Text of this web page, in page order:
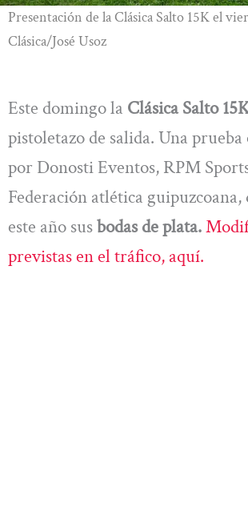
Presentación de la Clásica Salto 15K el
Clásica/José Usoz
Este domingo la Clásica Salto
pistoletazo de salida. Una
por Donosti Eventos, RPM
Federación atlética guipuzcoana,
este año susbodas de plata.
previstas en el tráfico, aquí.